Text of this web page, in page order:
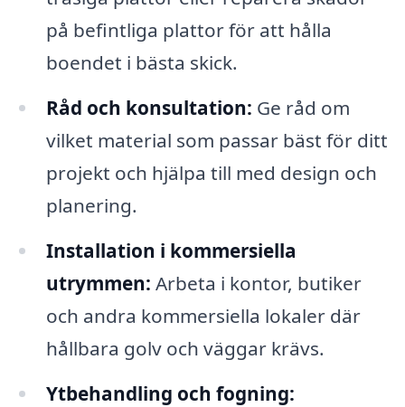
på befintliga plattor för att hålla
boendet i bästa skick.
Råd och konsultation: Ge råd om
vilket material som passar bäst för ditt
projekt och hjälpa till med design och
planering.
Installation i kommersiella
utrymmen: Arbeta i kontor, butiker
och andra kommersiella lokaler där
hållbara golv och väggar krävs.
Ytbehandling och fogning: